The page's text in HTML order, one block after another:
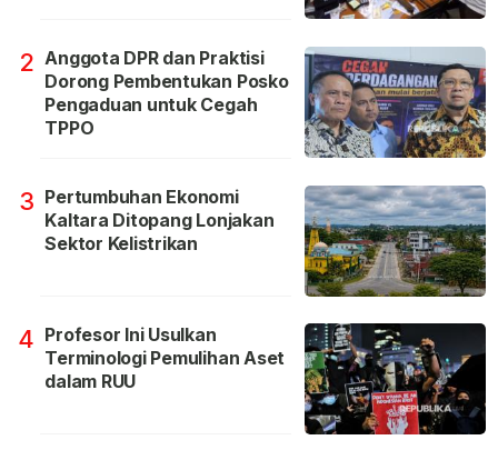
2 Anggota DPR dan Praktisi
Dorong Pembentukan Posko
Pengaduan untuk Cegah
TPPO
3 Pertumbuhan Ekonomi
Kaltara Ditopang Lonjakan
Sektor Kelistrikan
4 Profesor Ini Usulkan
Terminologi Pemulihan Aset
dalam RUU